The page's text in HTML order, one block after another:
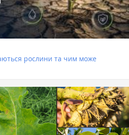
рослини та чим може